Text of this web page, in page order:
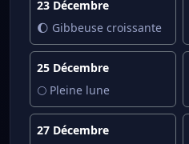
23 Décembre
🌔 Gibbeuse croissante
25 Décembre
🌕 Pleine lune
27 Décembre